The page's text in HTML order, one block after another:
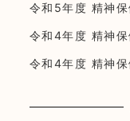
令和5年度 精神
令和4年度 精神
令和4年度 精神